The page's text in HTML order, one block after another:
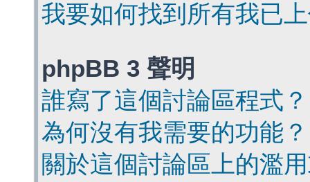
我要如何找到所有我已
phpBB 3 聲明
誰寫了這個討論區程式？
為何沒有我需要的功能？
關於這個討論區上的濫